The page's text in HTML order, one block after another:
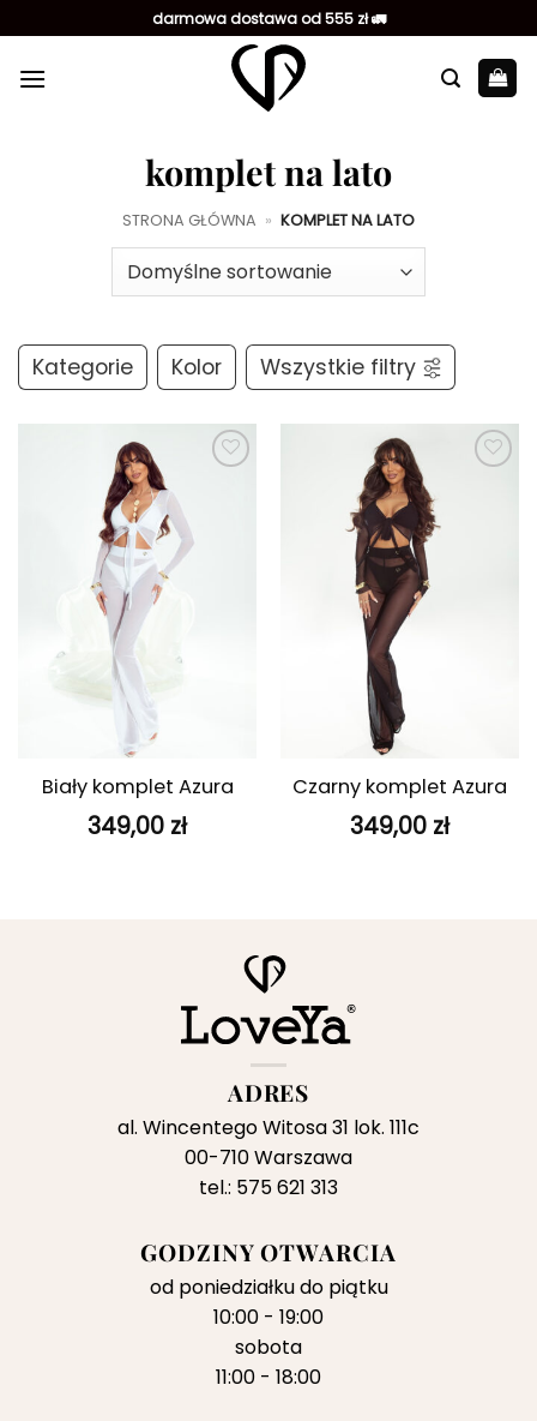
do
zawartości
darmowa dostawa od 555 zł 🚛
komplet na lato
STRONA GŁÓWNA » KOMPLET NA LATO
Kategorie Kolor Wszystkie filtry
ulubionych
Biały komplet Azura
349,00 zł
ulubionych
Czarny komplet Azura
349,00 zł
ADRES
al. Wincentego Witosa 31 lok. 111c
00-710 Warszawa
tel.: 575 621 313
GODZINY OTWARCIA
od poniedziałku do piątku
10:00 - 19:00
sobota
11:00 - 18:00